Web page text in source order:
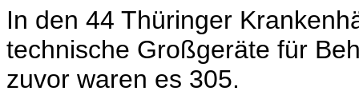
In den 44 Thüringer
technische Großgeräte für
zuvor waren es 305.